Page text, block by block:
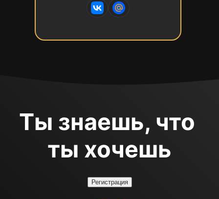
Ты знаешь, что
ты хочешь
Регистрация